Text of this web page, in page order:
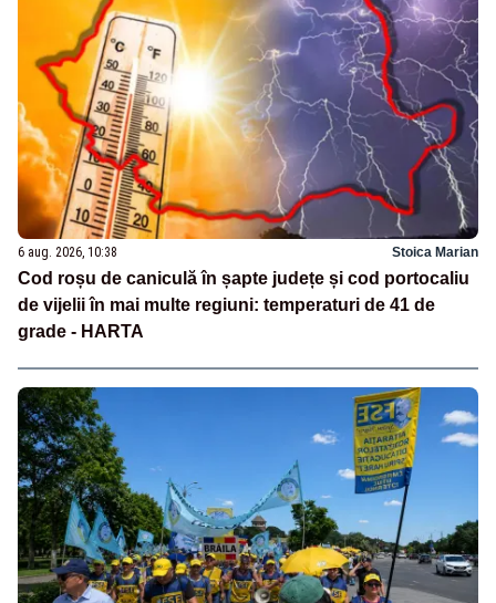
6 aug. 2026, 10:38 Stoica Marian
Cod roșu de caniculă în șapte județe și cod portocaliu
de vijelii în mai multe regiuni: temperaturi de 41 de
grade - HARTA